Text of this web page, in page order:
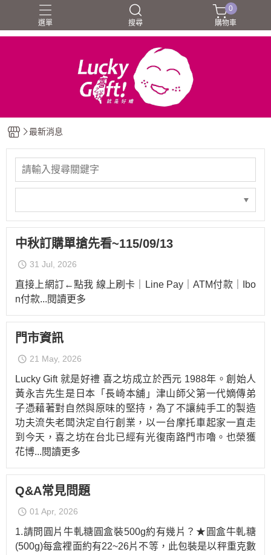
選單 搜尋
0
購物車
最新消息
中秋訂購單搶先看~115/09/13
31 Jul, 2026
直接上網訂←點我 線上刷卡｜Line Pay｜ATM付款｜Ibo
n付款...閱讀更多
門市資訊
21 May, 2026
Lucky Gift 就是好禮 喜之坊成立於西元 1988年。創始人
黃永吉先生是日本「長崎本舖」津山師父第一代嫡傳弟
子憑藉著對自然與原味的堅持，為了不讓純手工的製造
功夫流失老闆決定自行創業，以一台摩托車起家一直走
到今天，喜之坊在台北已經有光復南路門市嚕。也榮獲
花博...閱讀更多
Q&A常見問題
01 Apr, 2026
1.請問圓片牛軋糖圓盒裝500g約有幾片？★圓盒牛軋糖
(500g)每盒裡面約有22~26片不等，此包裝是以秤重克數